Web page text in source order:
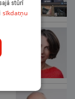
stūrī
sīkdatņu